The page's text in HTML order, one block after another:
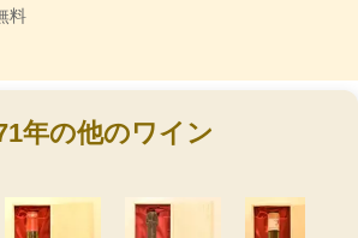
料
年の他のワイン